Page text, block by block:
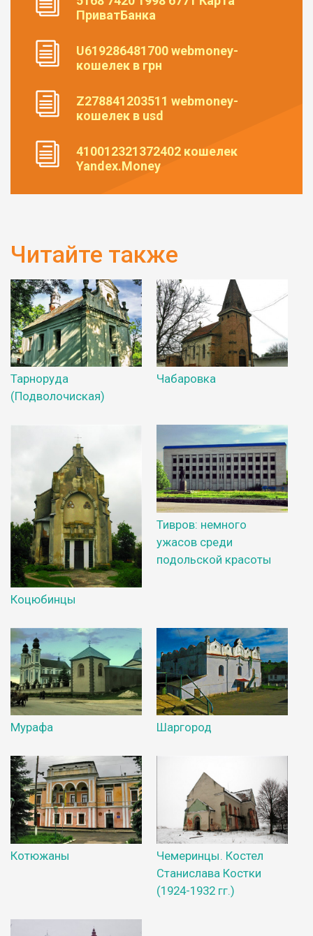
ПриватБанка
U619286481700 webmoney-
кошелек в грн
Z278841203511 webmoney-
кошелек в usd
410012321372402 кошелек
Yandex.Money
Читайте также
Тарноруда
(Подволочиская)
Чабаровка
Коцюбинцы
Тивров: немного
ужасов среди
подольской красоты
Мурафа Шаргород
Котюжаны
Чемеринцы. Костел
Станислава Костки
(1924-1932 гг.)